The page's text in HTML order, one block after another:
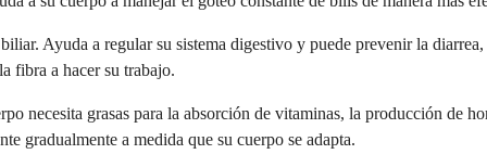
Ayuda a regular su sistema digestivo y puede prevenir la
fibra a hacer su trabajo.
necesita grasas para la absorción de vitaminas, la producción de
gradualmente a medida que su cuerpo se adapta.